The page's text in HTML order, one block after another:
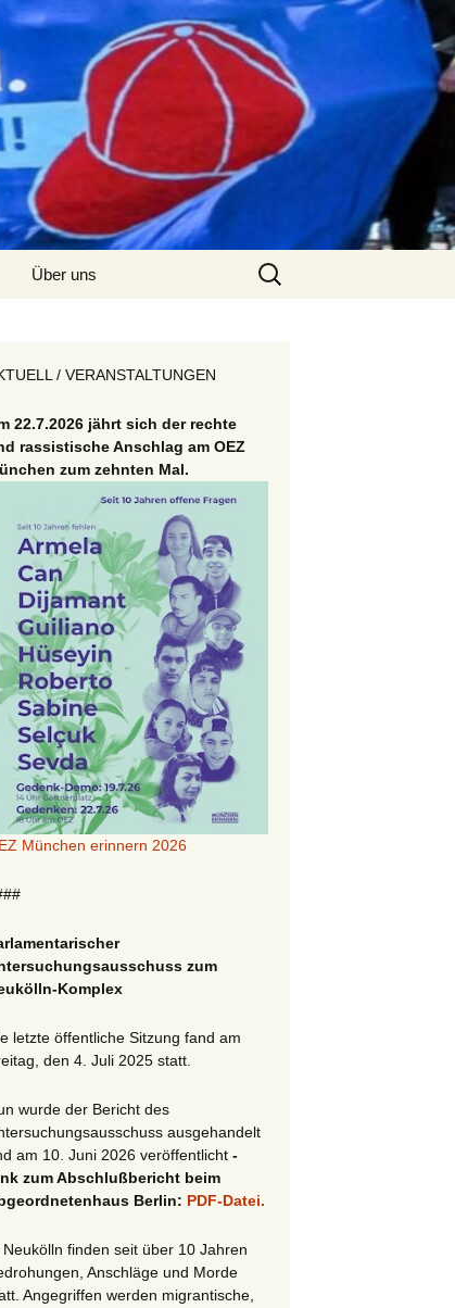
Über uns
Suchen
nach:
/ VERANSTALTUNGEN
22.7.2026 jährt sich der rechte
rassistische Anschlag am OEZ
zum zehnten Mal.
München erinnern 2026
zum
Komplex
letzte öffentliche Sitzung fand am
den 4. Juli 2025 statt.
wurde der Bericht des
ausgehandelt
am 10. Juni 2026 veröffentlicht -
zum Abschlußbericht beim
Berlin: PDF-Datei.
Neukölln finden seit über 10 Jahren
Anschläge und Morde
Angegriffen werden migrantische,